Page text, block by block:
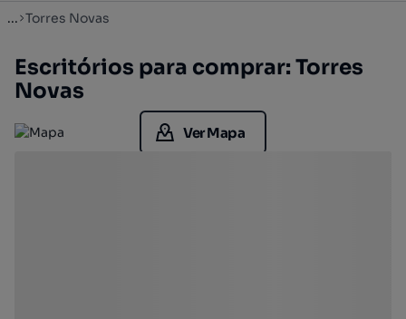
... Torres Novas
Escritórios para comprar: Torres
Novas
Ver Mapa